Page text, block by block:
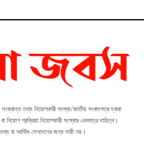
তথ্য নিয়োগকারী সংস্থা/জাতীয় সংবাদপত্র দ্বারা
নিয়োগ প্রক্রিয়া নিয়োগকারী সংস্থার একমাত্র দায়িত্ব।
বা আর্থিক লেনদেনের জন্য দায়ী নয়।